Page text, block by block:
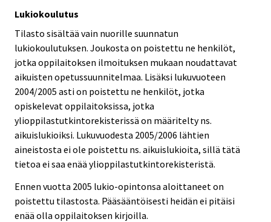
Lukiokoulutus
Tilasto sisältää vain nuorille suunnatun
lukiokoulutuksen. Joukosta on poistettu ne henkilöt,
jotka oppilaitoksen ilmoituksen mukaan noudattavat
aikuisten opetussuunnitelmaa. Lisäksi lukuvuoteen
2004/2005 asti on poistettu ne henkilöt, jotka
opiskelevat oppilaitoksissa, jotka
ylioppilastutkintorekisterissä on määritelty ns.
aikuislukioiksi. Lukuvuodesta 2005/2006 lähtien
aineistosta ei ole poistettu ns. aikuislukioita, sillä tätä
tietoa ei saa enää ylioppilastutkintorekisteristä.
Ennen vuotta 2005 lukio-opintonsa aloittaneet on
poistettu tilastosta. Pääsääntöisesti heidän ei pitäisi
enää olla oppilaitoksen kirjoilla.